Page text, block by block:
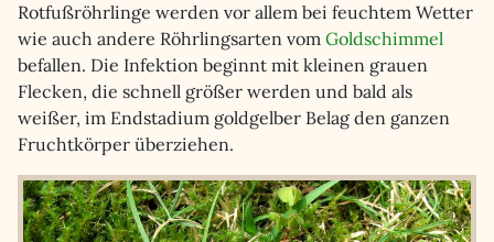
Rotfußröhrlinge werden vor allem bei feuchtem Wetter
wie auch andere Röhrlingsarten vom Goldschimmel
befallen. Die Infektion beginnt mit kleinen grauen
Flecken, die schnell größer werden und bald als
weißer, im Endstadium goldgelber Belag den ganzen
Fruchtkörper überziehen.